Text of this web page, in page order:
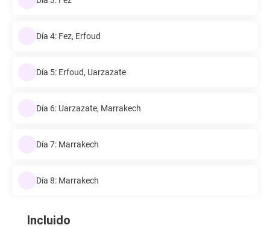
Día 4: Fez, Erfoud
Día 5: Erfoud, Uarzazate
Día 6: Uarzazate, Marrakech
Día 7: Marrakech
Día 8: Marrakech
Incluido